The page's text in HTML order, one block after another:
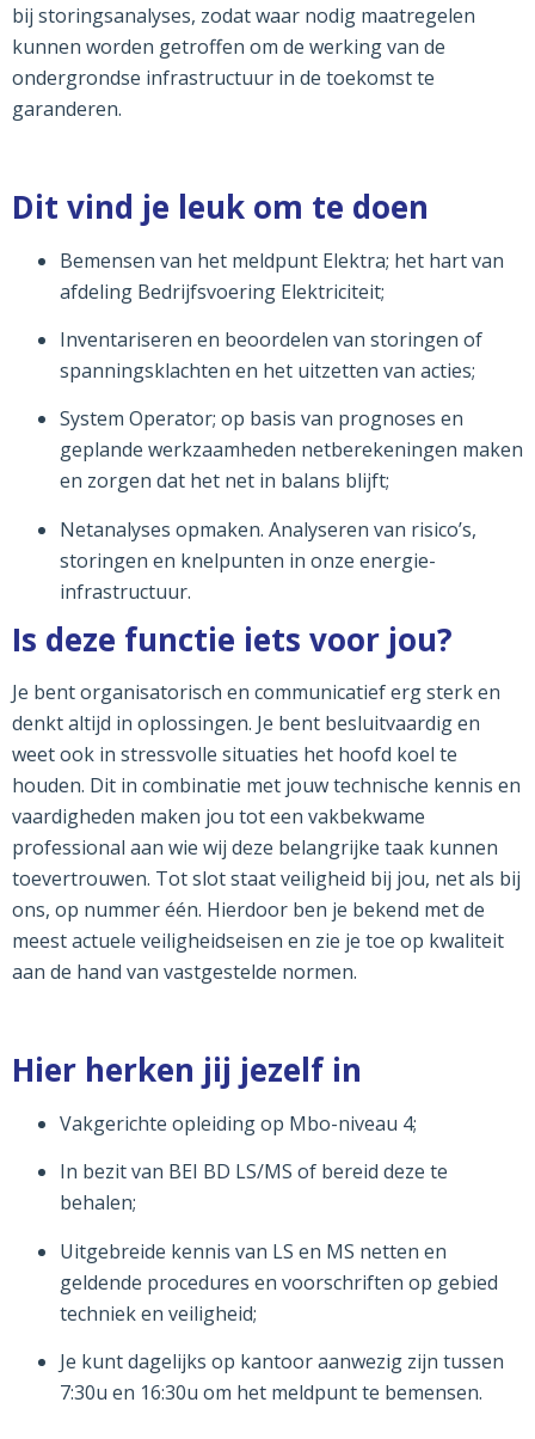
bij storingsanalyses, zodat waar nodig maatregelen
kunnen worden getroffen om de werking van de
ondergrondse infrastructuur in de toekomst te
garanderen.
Dit vind je leuk om te doen
Bemensen van het meldpunt Elektra; het hart van
afdeling Bedrijfsvoering Elektriciteit;
Inventariseren en beoordelen van storingen of
spanningsklachten en het uitzetten van acties;
System Operator; op basis van prognoses en
geplande werkzaamheden netberekeningen maken
en zorgen dat het net in balans blijft;
Netanalyses opmaken. Analyseren van risico’s,
storingen en knelpunten in onze energie-
infrastructuur.
Is deze functie iets voor jou?
Je bent organisatorisch en communicatief erg sterk en
denkt altijd in oplossingen. Je bent besluitvaardig en
weet ook in stressvolle situaties het hoofd koel te
houden. Dit in combinatie met jouw technische kennis en
vaardigheden maken jou tot een vakbekwame
professional aan wie wij deze belangrijke taak kunnen
toevertrouwen. Tot slot staat veiligheid bij jou, net als bij
ons, op nummer één. Hierdoor ben je bekend met de
meest actuele veiligheidseisen en zie je toe op kwaliteit
aan de hand van vastgestelde normen.
Hier herken jij jezelf in
Vakgerichte opleiding op Mbo-niveau 4;
In bezit van BEI BD LS/MS of bereid deze te
behalen;
Uitgebreide kennis van LS en MS netten en
geldende procedures en voorschriften op gebied
techniek en veiligheid;
Je kunt dagelijks op kantoor aanwezig zijn tussen
7:30u en 16:30u om het meldpunt te bemensen.